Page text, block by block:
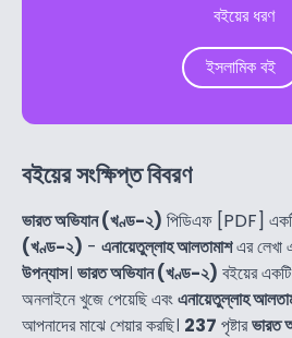
বইয়ের ধরণ
ইসলামিক বই
বইয়ের সংক্ষিপ্ত বিবরণ
ভারত অভিযান (খণ্ড-২) পিডিএফ [PDF] একটি
(খণ্ড-২) - এনায়েতুল্লাহ আলতামাশএর লেখা
উপন্যাস। ভারত অভিযান (খণ্ড-২) বইয়ের
অনলাইনে খুজে পেয়েছি এবংএনায়েতুল্লাহ
আপনাদের মাঝে শেয়ার করছি। 237 পৃষ্টারভারত